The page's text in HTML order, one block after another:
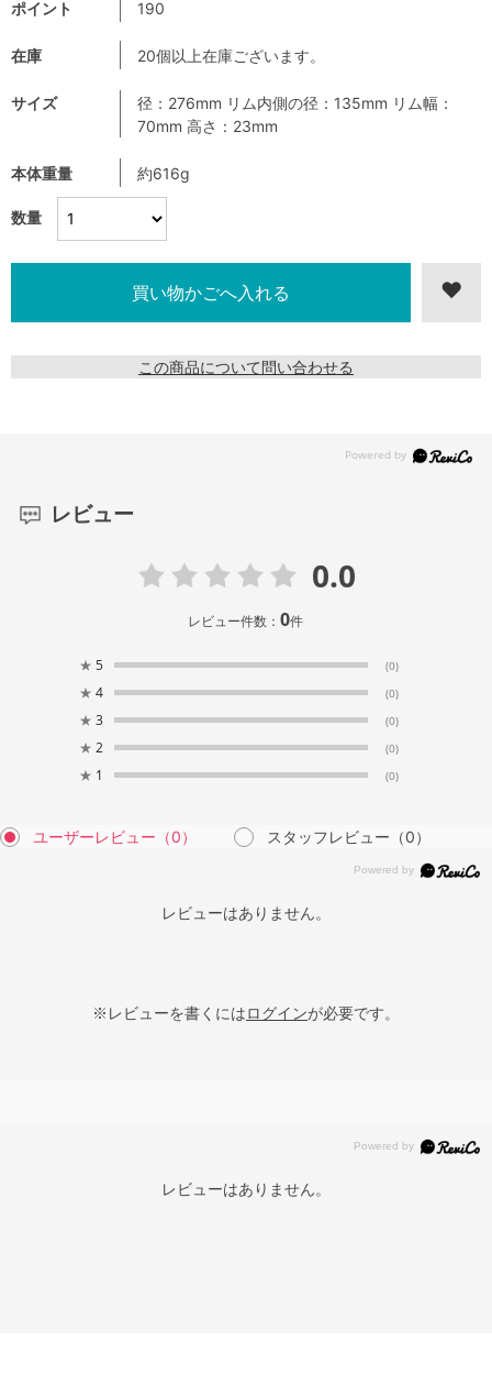
数量
ポイント 190
在庫 20個以上在庫ございます。
サイズ
径：276mm リム内側の径：135mm リム幅：
70mm 高さ：23mm
本体重量 約616g
この商品について問い合わせる
レビュー
0.0
レビュー件数：0件
★ 5 (0)
★ 4 (0)
★ 3 (0)
★ 2 (0)
★ 1 (0)
ユーザーレビュー （0） スタッフレビュー （0）
レビューはありません。
※レビューを書くにはログインが必要です。
レビューはありません。